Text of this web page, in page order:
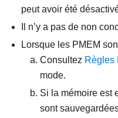
peut avoir été
Il n’y a pas de non
Lorsque les PMEM
Consultez Règles
mode.
Si la mémoire est
sont